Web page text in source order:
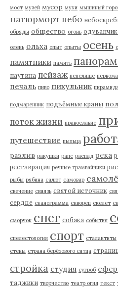
мост музей мусор мухи мышиный
натюрморт небо
обряды общество огонь
олень ольха опыт опыты осень
памятники память
паутина пейзаж пепелище
печаль пиво пикульник
подмаренник подъёмные краны
поток жизни православие
путешествие пыльца
разлив ракушки рапс распад река
реставрация речные трамвайчики
рыбы рябина салют самовар
свечение свиязь святой источник
сердце сканограмма скворец скелет
сморчок снег собака события
спелестология спорт сталактиты
стены страна берёзового ситца
стройка студия сугроб
таджики творчество театр огня текст